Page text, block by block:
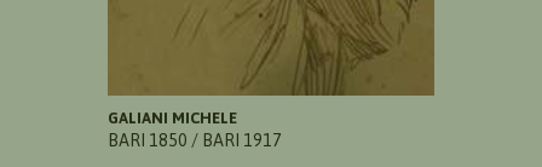
GALIANI MICHELE
BARI 1850 / BARI 1917